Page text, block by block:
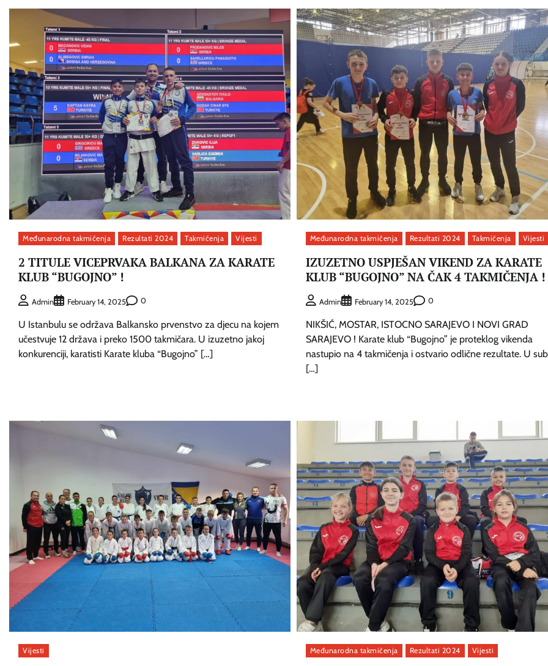
Međunarodna takmičenja Rezultati 2024 Takmičenja Vijesti
2 TITULE VICEPRVAKA BALKANA ZA KARATE
KLUB “BUGOJNO” !
Admin February 14, 2025 0
U Istanbulu se održava Balkansko prvenstvo za djecu na kojem
učestvuje 12 država i preko 1500 takmičara. U izuzetno jakoj
konkurenciji, karatisti Karate kluba “Bugojno” […]
Međunarodna takmičenja Rezultati 2024 Takmičenja Vijesti
IZUZETNO USPJEŠAN VIKEND ZA KARATE
KLUB “BUGOJNO” NA ČAK 4 TAKMIČENJA !
Admin February 14, 2025 0
NIKŠIĆ, MOSTAR, ISTOCNO SARAJEVO I NOVI GRAD
SARAJEVO ! Karate klub “Bugojno” je proteklog vikenda
nastupio na 4 takmičenja i ostvario odlične rezultate. U
[…]
Vijesti Međunarodna takmičenja Rezultati 2024 Vijesti